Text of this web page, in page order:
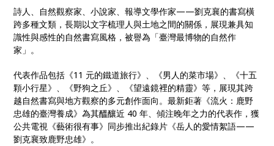
詩人、自然觀察家、小說家、報導文學作家——劉克襄的書寫橫
跨多種文類，長期以文字梳理人與土地之間的關係，展現兼具知
識性與感性的自然書寫風格，被譽為「臺灣最博物的自然作
家」。
代表作品包括《11 元的鐵道旅行》、《男人的菜市場》、《十五
顆小行星》、《野狗之丘》、《望遠鏡裡的精靈》等，展現其跨
越自然書寫與地方觀察的多元創作面向。最新鉅著《流火：鹿野
忠雄的臺灣養成》為其醞釀近 40 年、傾注晚年之力的代表作，獲
公共電視《藝術很有事》同步推出紀錄片《岳人的愛情絮語——
劉克襄致鹿野忠雄》。